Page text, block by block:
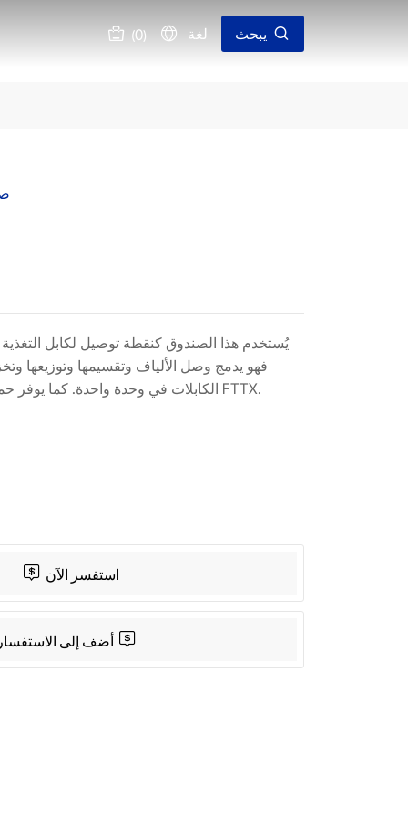
(0) لغة يبحث
يُستخدم هذا الصندوق كنقطة توصيل لكابل
الكابلات في وحدة واحدة. كما يوفر حماية وإدارة فعّالة لمبنى شبكة FTTX.
استفسر الآن
أضف إلى